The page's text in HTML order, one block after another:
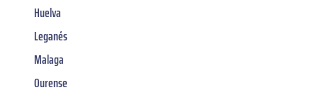
Huelva
Leganés
Malaga
Ourense